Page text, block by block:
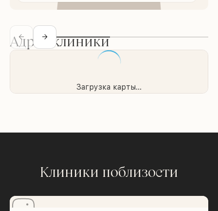
Адрес клиники
Загрузка карты...
Клиники поблизости